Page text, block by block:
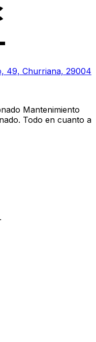
49, Churriana, 29004
Mantenimiento
Todo en cuanto a